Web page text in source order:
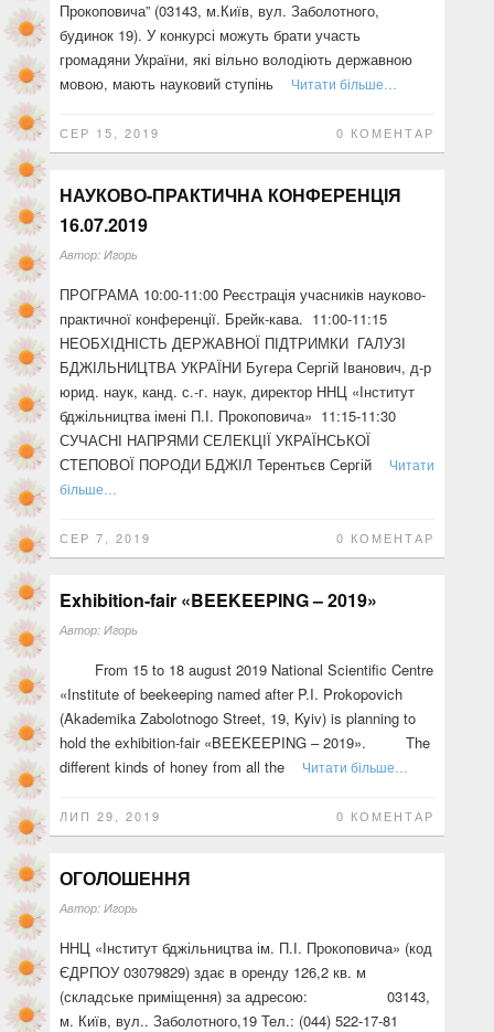
Прокоповича” (03143, м.Київ, вул. Заболотного,
будинок 19). У конкурсі можуть брати участь
громадяни України, які вільно володіють державною
мовою, мають науковий ступінь
Читати більше…
СЕР 15, 2019 0 КОМЕНТАР
НАУКОВО-ПРАКТИЧНА КОНФЕРЕНЦІЯ
16.07.2019
Автор: Игорь
ПРОГРАМА 10:00-11:00 Реєстрація учасників науково-
практичної конференції. Брейк-кава. 11:00-11:15
НЕОБХІДНІСТЬ ДЕРЖАВНОЇ ПІДТРИМКИ ГАЛУЗІ
БДЖІЛЬНИЦТВА УКРАЇНИ Бугера Сергій Іванович, д-р
юрид. наук, канд. с.-г. наук, директор ННЦ «Інститут
бджільництва імені П.І. Прокоповича» 11:15-11:30
СУЧАСНІ НАПРЯМИ СЕЛЕКЦІЇ УКРАЇНСЬКОЇ
СТЕПОВОЇ ПОРОДИ БДЖІЛ Терентьєв Сергій
Читати
більше…
СЕР 7, 2019 0 КОМЕНТАР
Exhibition-fair «BEEKEEPING – 2019»
Автор: Игорь
From 15 to 18 august 2019 National Scientific Centre
«Institute of beekeeping named after P.I. Prokopovich
(Akademika Zabolotnogo Street, 19, Kyiv) is planning to
hold the exhibition-fair «BEEKEEPING – 2019». The
different kinds of honey from all the
Читати більше…
ЛИП 29, 2019 0 КОМЕНТАР
ОГОЛОШЕННЯ
Автор: Игорь
ННЦ «Інститут бджільництва ім. П.І. Прокоповича» (код
ЄДРПОУ 03079829) здає в оренду 126,2 кв. м
(складське приміщення) за адресою: 03143,
м. Київ, вул.. Заболотного,19 Тел.: (044) 522-17-81